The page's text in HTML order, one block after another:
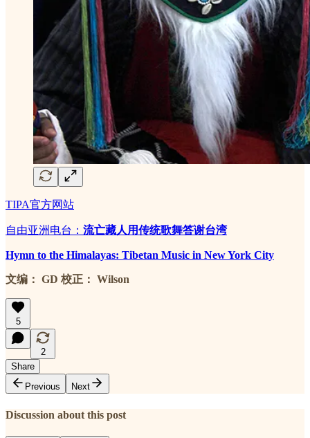
TIPA官方网站
自由亚洲电台： 流亡藏人用传统歌舞答谢台湾
Hymn to the Himalayas: Tibetan Music in New York City
文编： GD 校正： Wilson
5
2
Share
Previous
Next
Discussion about this post